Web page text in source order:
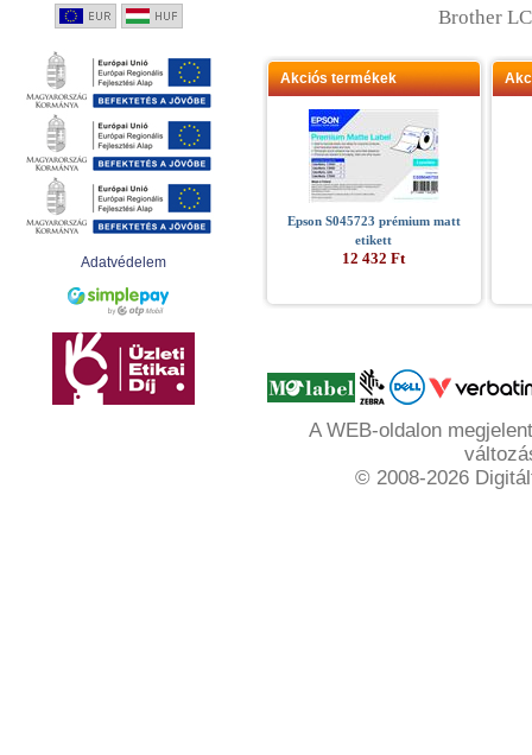
Adatvédelem
Brother
Akciós termékek
Epson S045723 prémium matt
etikett
12 432 Ft
A WEB-oldalon
© 2008-2026